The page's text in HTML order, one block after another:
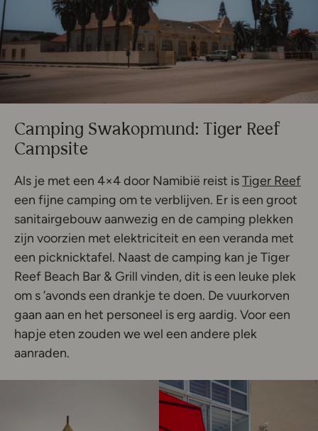
Camping Swakopmund: Tiger Reef
Campsite
Als je met een 4×4 door Namibië reist isTiger Reef
een fijne camping om te verblijven. Er is een groot
sanitairgebouw aanwezig en de camping plekken
zijn voorzien met elektriciteit en een veranda met
een picknicktafel. Naast de camping kan je Tiger
Reef Beach Bar & Grill vinden, dit is een leuke plek
om s ’avonds een drankje te doen. De vuurkorven
gaan aan en het personeel is erg aardig. Voor een
hapje eten zouden we wel een andere plek
aanraden.